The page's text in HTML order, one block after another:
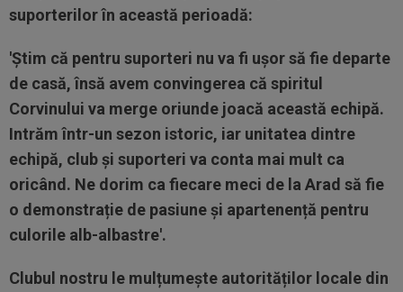
suporterilor în această perioadă:
'Știm că pentru suporteri nu va fi ușor să fie departe
de casă, însă avem convingerea că spiritul
Corvinului va merge oriunde joacă această echipă.
Intrăm într-un sezon istoric, iar unitatea dintre
echipă, club și suporteri va conta mai mult ca
oricând. Ne dorim ca fiecare meci de la Arad să fie
o demonstrație de pasiune și apartenență pentru
culorile alb-albastre'.
Clubul nostru le mulțumește autorităților locale din